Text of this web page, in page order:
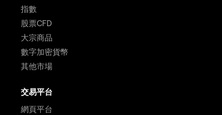
指數
股票CFD
大宗商品
數字加密貨幣
其他市場
交易平台
網頁平台